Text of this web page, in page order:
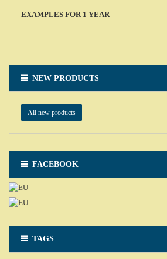
EXAMPLES FOR 1 YEAR
NEW PRODUCTS
All new products
FACEBOOK
TAGS